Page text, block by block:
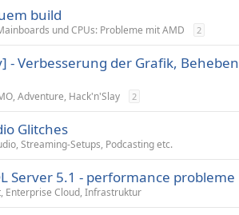
build
und CPUs: Probleme mit AMD 2
- Verbesserung der Grafik, Beheben
Adventure, Hack'n'Slay 2
Glitches
Streaming-Setups, Podcasting etc.
Server 5.1 - performance probleme
Enterprise Cloud, Infrastruktur